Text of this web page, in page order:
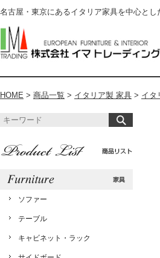
名古屋・東京にあるイタリア家具を中心と
HOME > 商品一覧 > イタリア製 家具 > イタ
ソファー
テーブル
キャビネット・ラック